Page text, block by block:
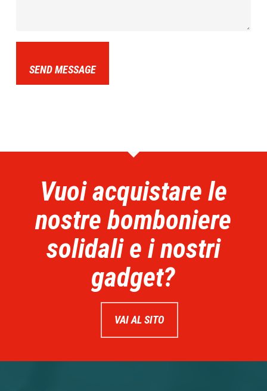
SEND MESSAGE
Vuoi acquistare le
nostre bomboniere
solidali e i nostri
gadget?
VAI AL SITO